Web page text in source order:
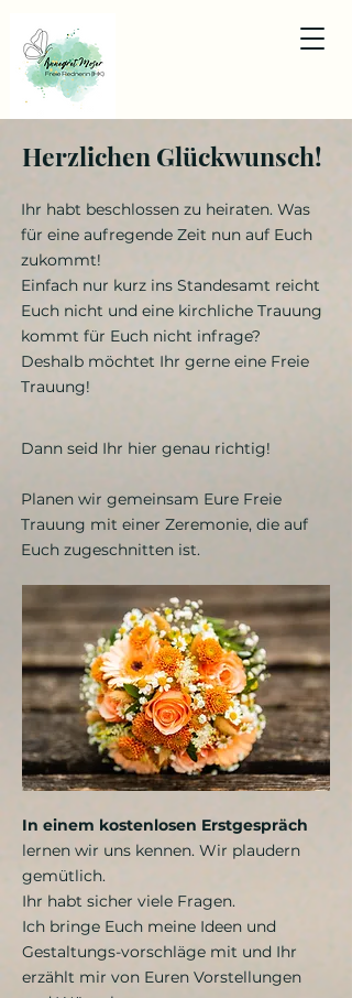
Herzlichen Glückwunsch!
Ihr habt beschlossen zu heiraten. Was
für eine aufregende Zeit nun auf Euch
zukommt!
Einfach nur kurz ins Standesamt reicht
Euch nicht und eine kirchliche Trauung
kommt für Euch nicht infrage?
Deshalb möchtet Ihr gerne eine Freie
Trauung!
Dann seid Ihr hier genau richtig!
Planen wir gemeinsam Eure Freie
Trauung mit einer Zeremonie, die auf
Euch zugeschnitten ist.
In einem kostenlosen Erstgespräch
lernen wir uns kennen. Wir plaudern
gemütlich.
Ihr habt sicher viele Fragen.
Ich bringe Euch meine Ideen und
Gestaltungs-vorschläge mit und Ihr
erzählt mir von Euren Vorstellungen